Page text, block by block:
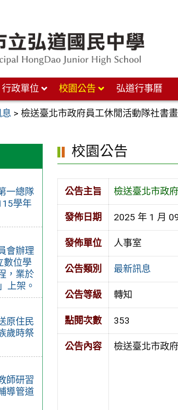
行政單位 校園公告 弘道行事曆
>檢送臺北市政府員工休閒活動隊社書
一總隊
學年
會辦理
數位學
，業於
上架。
原住民
歲時祭
師研習
導管道
校園公告
公告主旨 檢送臺北市政
發佈日期 2025 年 1 月
發佈單位 人事室
公告類別 最新訊息
公告等級 轉知
點閱次數 353
公告內容 檢送臺北市政